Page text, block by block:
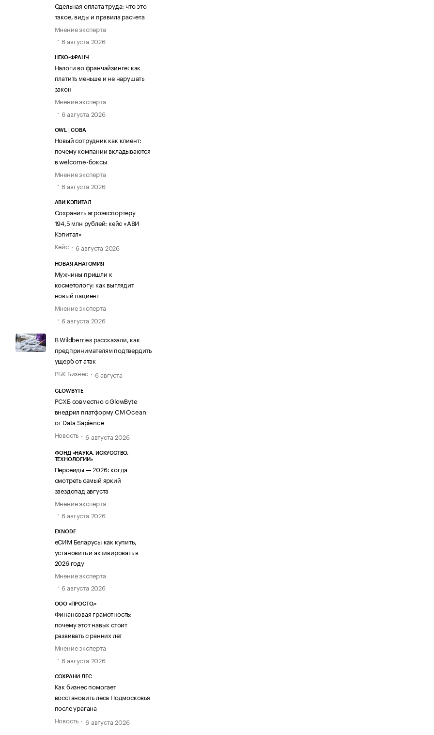
Сдельная оплата труда: что это
такое, виды и правила расчета
Мнение эксперта
6 августа 2026
НЕКО-ФРАНЧ
Налоги во франчайзинге: как
платить меньше и не нарушать
закон
Мнение эксперта
6 августа 2026
OWL | СОВА
Новый сотрудник как клиент:
почему компании вкладываются
в welcome-боксы
Мнение эксперта
6 августа 2026
АВИ КЭПИТАЛ
Сохранить агроэкспортеру
194,5 млн рублей: кейс «АВИ
Кэпитал»
Кейс
6 августа 2026
НОВАЯ АНАТОМИЯ
Мужчины пришли к
косметологу: как выглядит
новый пациент
Мнение эксперта
6 августа 2026
В Wildberries рассказали, как
предпринимателям подтвердить
ущерб от атак
РБК Бизнес
6 августа
GLOWBYTE
РСХБ совместно с GlowByte
внедрил платформу CM Ocean
от Data Sapience
Новость
6 августа 2026
ФОНД «НАУКА. ИСКУССТВО.
ТЕХНОЛОГИИ»
Персеиды — 2026: когда
смотреть самый яркий
звездопад августа
Мнение эксперта
6 августа 2026
EXNODE
еСИМ Беларусь: как купить,
установить и активировать в
2026 году
Мнение эксперта
6 августа 2026
ООО «ПРОСТО.»
Финансовая грамотность:
почему этот навык стоит
развивать с ранних лет
Мнение эксперта
6 августа 2026
СОХРАНИ ЛЕС
Как бизнес помогает
восстановить леса Подмосковья
после урагана
Новость
6 августа 2026